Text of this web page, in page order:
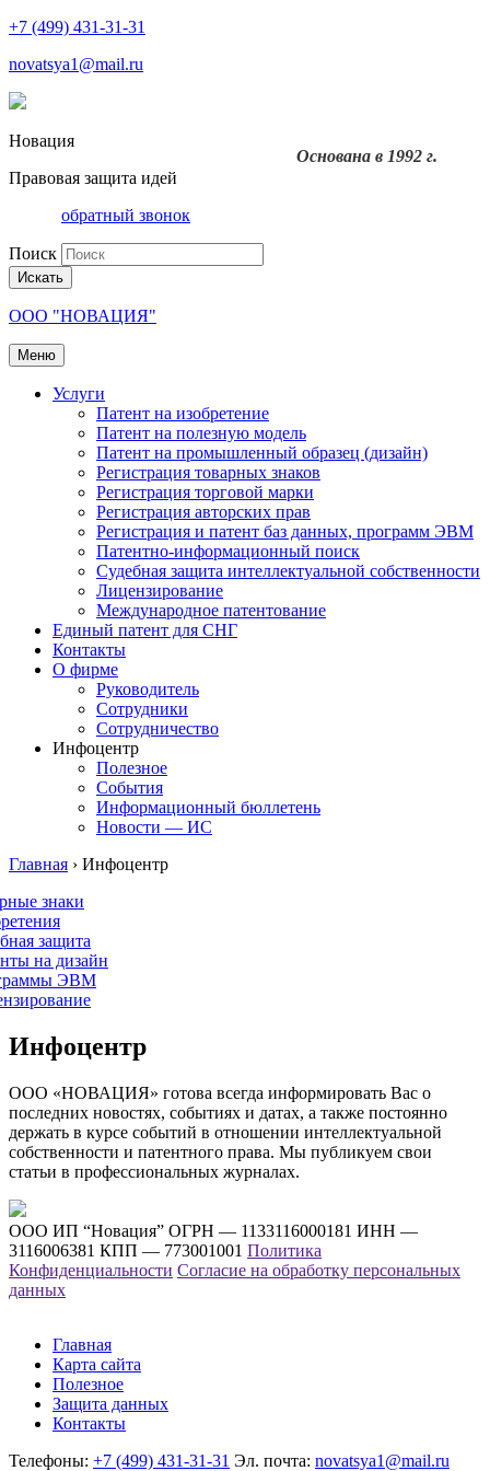
+7 (499) 431-31-31
novatsya1@mail.ru
Основана в 1992 г.
Новация
Правовая защита идей
обратный звонок
Поиск
Искать
ООО "НОВАЦИЯ"
Меню
Услуги
Патент на изобретение
Патент на полезную модель
Патент на промышленный образец (дизайн)
Регистрация товарных знаков
Регистрация торговой марки
Регистрация авторских прав
Регистрация и патент баз данных, программ ЭВМ
Патентно-информационный поиск
Судебная защита интеллектуальной собственности
Лицензирование
Международное патентование
Единый патент для СНГ
Контакты
О фирме
Руководитель
Сотрудники
Сотрудничество
Инфоцентр
Полезное
События
Информационный бюллетень
Новости — ИС
Главная › Инфоцентр
знаки
защита
на дизайн
ЭВМ
Инфоцентр
ООО «НОВАЦИЯ» готова всегда информировать Вас о
последних новостях, событиях и датах, а также постоянно
держать в курсе событий в отношении интеллектуальной
собственности и патентного права. Мы публикуем свои
статьи в профессиональных журналах.
ООО ИП “Новация” ОГРН — 1133116000181 ИНН —
3116006381 КПП — 773001001 Политика
Конфиденциальности Согласие на обработку персональных
данных
Главная
Карта сайта
Полезное
Защита данных
Контакты
Телефоны: +7 (499) 431-31-31 Эл. почта: novatsya1@mail.ru